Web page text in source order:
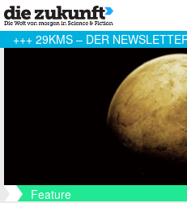
+++ 29KMS – DER
Feature